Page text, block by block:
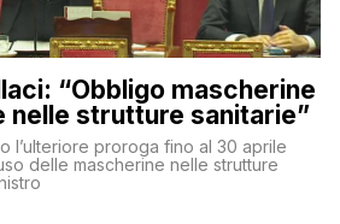
“Obbligo mascherine
nelle strutture sanitarie”
l’ulteriore proroga fino al 30 aprile
delle mascherine nelle strutture